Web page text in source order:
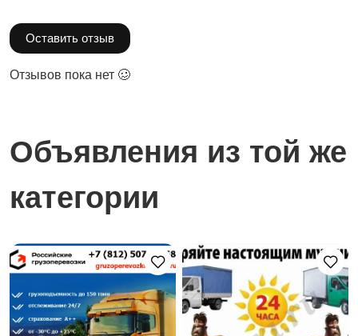
Оставить отзыв
Отзывов пока нет 🥴
Объявления из той же
категории